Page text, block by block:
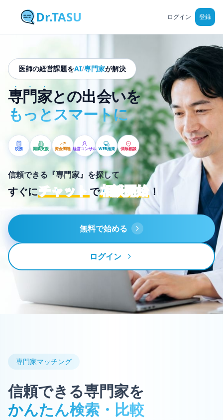
Dr.TASU ログイン 登録
医師の経営課題をAI/専門家が解決
•
専 •
門 •
家との出会いを
もっとスマートに
税務 開業支援 資金調達 経営コンサル WEB施策 保険相談
信頼できる『専門家』を探して
すぐにチャット で相談開始 ！
無料で始める
ログイン
専門家マッチング
信頼できる専門家を
かんたん検索・比較